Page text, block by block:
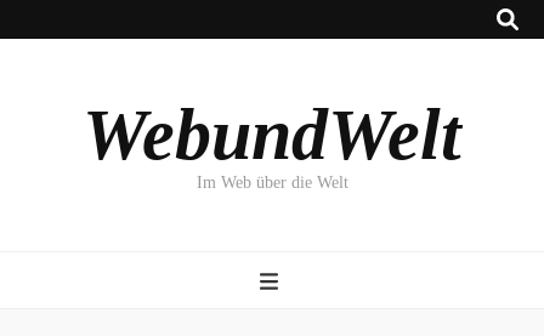
WebundWelt
Im Web über die Welt